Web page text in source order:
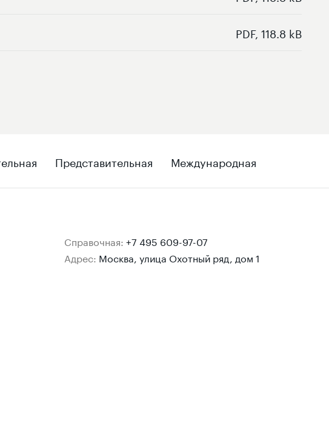
PDF, 118.8 kB
Представительная Международная
Справочная: +7 495 609-97-07
Адрес: Москва, улица Охотный ряд, дом 1